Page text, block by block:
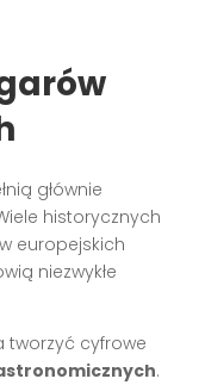
głównie
historycznych
europejskich
niezwykłe
tworzyć cyfrowe
.